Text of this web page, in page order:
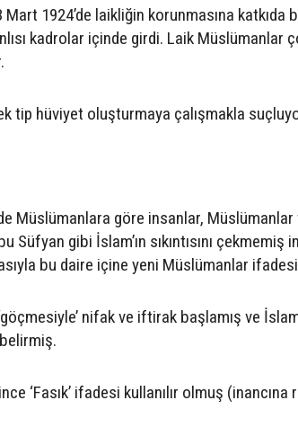
Mart 1924’de laikliğin korunmasına
kadrolar içinde girdi. Laik Müslümanlar
tip hüviyet oluşturmaya çalışmakla
Müslümanlara göre insanlar,
Süfyan gibi İslam’ın sıkıntısını çekmemiş
bu daire içine yeni Müslümanlar
nifak ve iftirak başlamış ve
‘Fasık’ ifadesi kullanılır olmuş